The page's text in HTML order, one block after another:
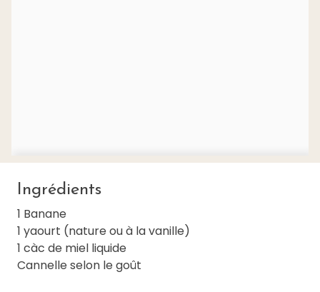
Ingrédients
1 Banane
1 yaourt (nature ou à la vanille)
1 càc de miel liquide
Cannelle selon le goût